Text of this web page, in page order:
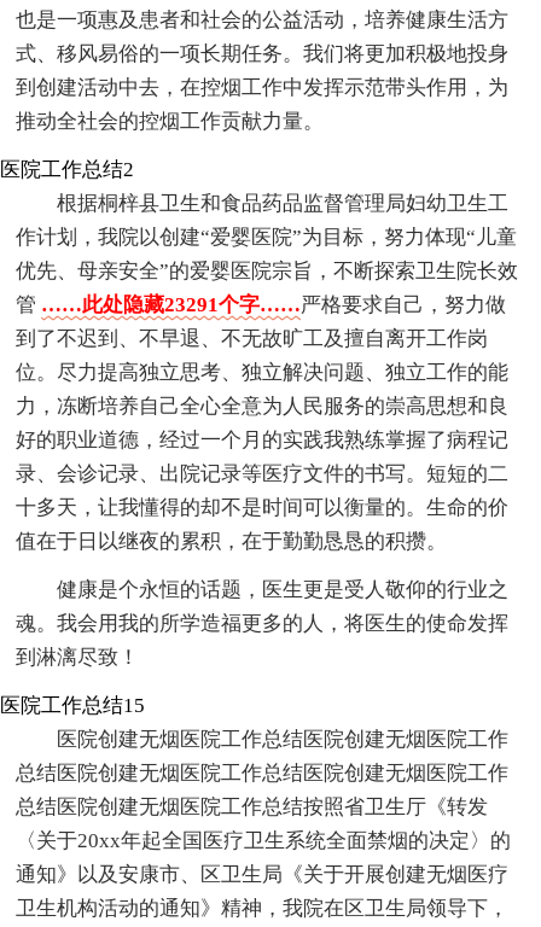
也是一项惠及患者和社会的公益活动，培养健康生活方
式、移风易俗的一项长期任务。我们将更加积极地投身
到创建活动中去，在控烟工作中发挥示范带头作用，为
推动全社会的控烟工作贡献力量。
医院工作总结2
根据桐梓县卫生和食品药品监督管理局妇幼卫生工
作计划，我院以创建“爱婴医院”为目标，努力体现“儿童
优先、母亲安全”的爱婴医院宗旨，不断探索卫生院长效
管 ……此处隐藏23291个字……严格要求自己，努力做
到了不迟到、不早退、不无故旷工及擅自离开工作岗
位。尽力提高独立思考、独立解决问题、独立工作的能
力，冻断培养自己全心全意为人民服务的崇高思想和良
好的职业道德，经过一个月的实践我熟练掌握了病程记
录、会诊记录、出院记录等医疗文件的书写。短短的二
十多天，让我懂得的却不是时间可以衡量的。生命的价
值在于日以继夜的累积，在于勤勤恳恳的积攒。
健康是个永恒的话题，医生更是受人敬仰的行业之
魂。我会用我的所学造福更多的人，将医生的使命发挥
到淋漓尽致！
医院工作总结15
医院创建无烟医院工作总结医院创建无烟医院工作
总结医院创建无烟医院工作总结医院创建无烟医院工作
总结医院创建无烟医院工作总结按照省卫生厅《转发
〈关于20xx年起全国医疗卫生系统全面禁烟的决定〉的
通知》以及安康市、区卫生局《关于开展创建无烟医疗
卫生机构活动的通知》精神，我院在区卫生局领导下，